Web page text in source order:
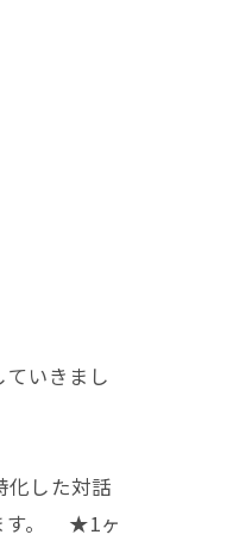
いきまし
した対話
す。 ★1ヶ